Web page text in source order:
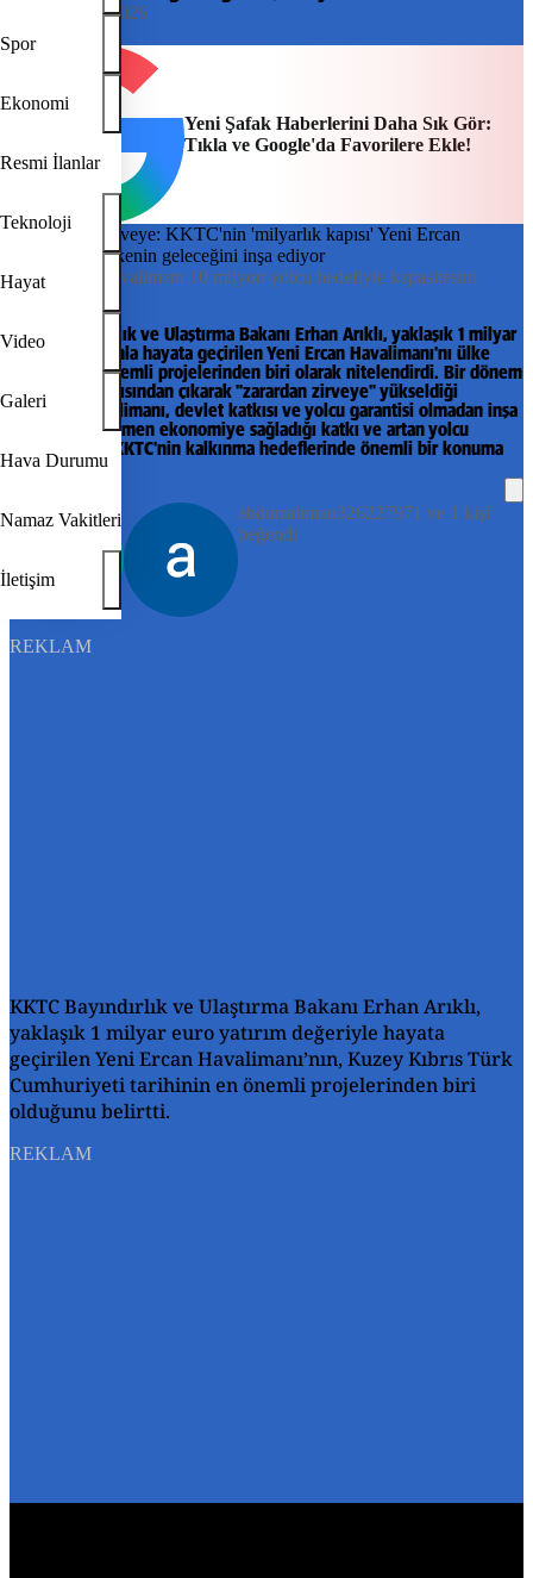
Spor
Ekonomi
Resmi İlanlar
Teknoloji
Hayat
Video
Galeri
Hava Durumu
Namaz Vakitleri
İletişim
18:30, 10/06/2026
Yeni Şafak Haberlerini Daha Sık Gör:
Tıkla ve Google'da Favorilere Ekle!
Yeni Ercan Havalimanı 10 milyon yolcu hedefiyle kapasitesini
büyütüyor.
KKTC Bayındırlık ve Ulaştırma Bakanı Erhan Arıklı, yaklaşık 1 milyar
euroluk yatırımla hayata geçirilen Yeni Ercan Havalimanı'nı ülke
tarihinin en önemli projelerinden biri olarak nitelendirdi. Bir dönem
zarar eden yapısından çıkarak "zarardan zirveye" yükseldiği
belirtilen havalimanı, devlet katkısı ve yolcu garantisi olmadan inşa
edilmesine rağmen ekonomiye sağladığı katkı ve artan yolcu
kapasitesiyle KKTC'nin kalkınma hedeflerinde önemli bir konuma
ulaştı.
abdurrahman326227971 ve 1 kişi
beğendi
REKLAM
KKTC Bayındırlık ve Ulaştırma Bakanı Erhan Arıklı,
yaklaşık 1 milyar euro yatırım değeriyle hayata
geçirilen Yeni Ercan Havalimanı’nın, Kuzey Kıbrıs Türk
Cumhuriyeti tarihinin en önemli projelerinden biri
olduğunu belirtti.
REKLAM